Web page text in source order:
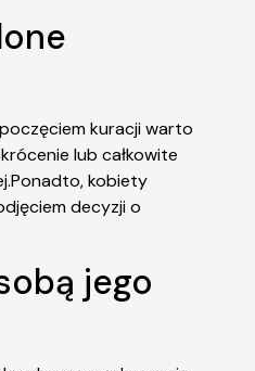
kuracji warto
lub całkowite
kobiety
decyzji o
jego